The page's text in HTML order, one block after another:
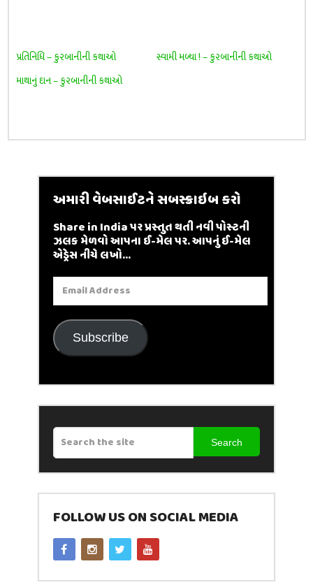
પ્રતિનિધિ – કુરબાનીની કથાઓ
સ્વામી મળ્યા ! – કુરબાનીની કથાઓ
માથાનું દાન – કુરબાનીની કથાઓ
અમારી વેબસાઈટને સબસ્ક્રાઇબ કરો
Share in India પર પ્રસ્તુત થતી નવી પોસ્ટની
ઝલક મેળવો આપના ઈ-મેલ પર. આપનું ઈ-મેલ
એડ્રેસ નીચે લખો...
Email
Address
Subscribe
Search
FOLLOW US ON SOCIAL MEDIA